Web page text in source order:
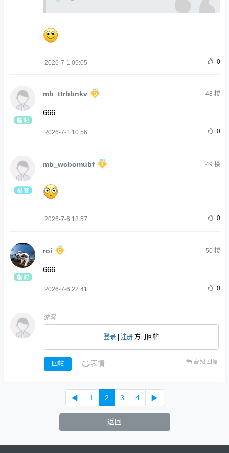
2026-7-1 05:05 0
mb_ttrbbnkv 48 楼
666
2026-7-1 10:56 0
mb_wcbomubf 49 楼
2026-7-6 18:57 0
roi 50楼
666
2026-7-6 22:41 0
游客
登录 注册 方可回帖
回帖 表情 高级回复
◀ 1 2 3 4 ▶
返回